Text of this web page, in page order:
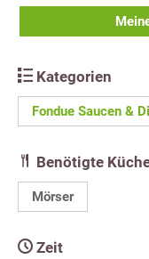
Kategorien
Fondue Saucen &
Benötigte
Mörser
Zeit